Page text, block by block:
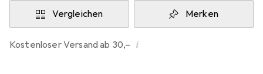
Vergleichen Merken
Kostenloser Versand ab 30,– i